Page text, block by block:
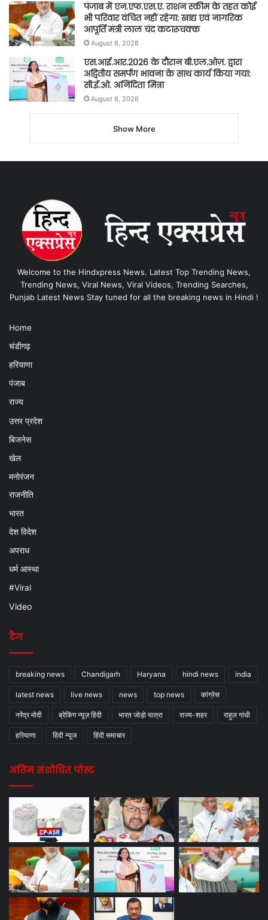
पंजाब में एन.एफ.एस.ए. राशन स्कीम के तहत कोई
भी परिवार वंचित नहीं रहेगा: खाद्य एवं नागरिक
आपूर्ति मंत्री लाल चंद कटारूचक्क
August 6, 2026
एस.आई.आर.2026 के दौरान बी.एल.ओज़. द्वारा
अद्वितीय समर्पण भावना के साथ कार्य किया गया:
सी.ई.ओ. अनिंदिता मित्रा
August 6, 2026
Show More
Welcome to the Hindxpress News. Latest Top Trending News,
Trending News, Viral News, Viral Videos, Trending Searches,
Punjab Latest News Stay tuned for all the breaking news in Hindi !
Home
चंडीगढ़
हरियाणा
पंजाब
राज्य
उत्तर प्रदेश
बिजनेस
खेल
मनोरंजन
राजनीति
भारत
देश विदेश
अपराध
धर्म आस्था
#Viral
Video
टैग
breaking news Chandigarh Haryana hindi news india
latest news live news news top news कांग्रेस
नरेंद्र मोदी ब्रेकिंग न्यूज़ हिंदी भारत जोड़ो यात्रा राज्य-शहर राहुल गांधी
हरियाणा हिंदी न्यूज हिंदी समाचार
अंतिम संशोधित पोस्ट